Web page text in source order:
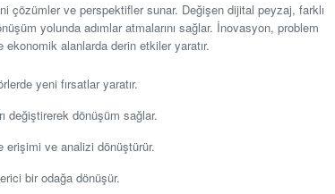
çözümler ve perspektifler sunar. Değişen dijital peyzaj, farklı
yolunda adımlar atmalarını sağlar. İnovasyon, problem
alanlarda derin etkiler yaratır.
yeni fırsatlar yaratır.
değiştirerek dönüşüm sağlar.
ve analizi dönüştürür.
bir odağa dönüşür.